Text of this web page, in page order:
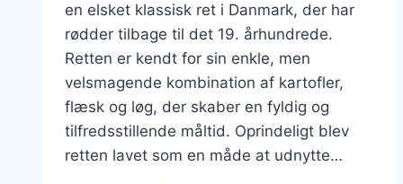
en elsket klassisk ret i Danmark, der har
rødder tilbage til det 19. århundrede.
Retten er kendt for sin enkle, men
velsmagende kombination af kartofler,
flæsk og løg, der skaber en fyldig og
tilfredsstillende måltid. Oprindeligt blev
retten lavet som en måde at udnytte…